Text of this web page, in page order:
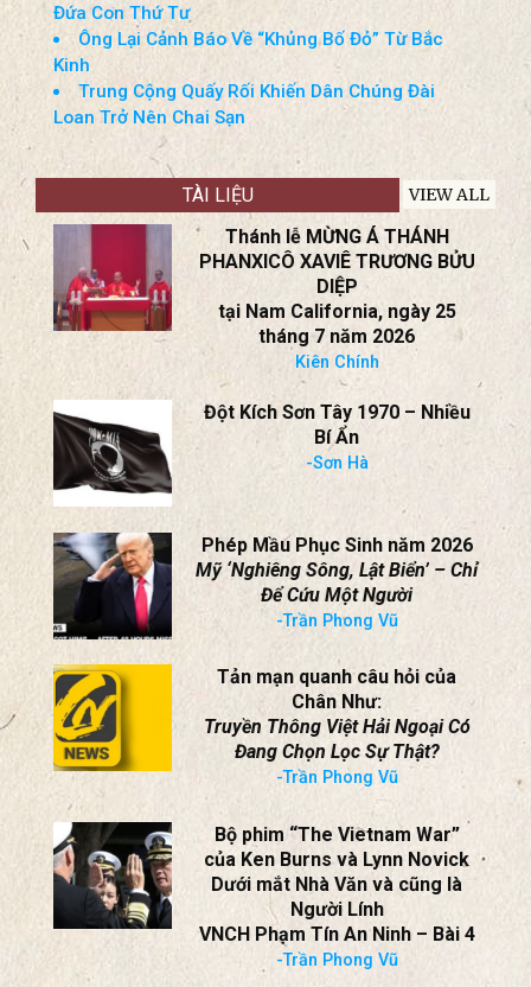
Đứa Con Thứ Tư
Ông Lại Cảnh Báo Về “Khủng Bố Đỏ” Từ Bắc
Kinh
Trung Cộng Quấy Rối Khiến Dân Chúng Đài
Loan Trở Nên Chai Sạn
TÀI LIỆU VIEW ALL
Thánh lễ MỪNG Á THÁNH
PHANXICÔ XAVIÊ TRƯƠNG BỬU
DIỆP
tại Nam California, ngày 25
tháng 7 năm 2026
Kiên Chính
Đột Kích Sơn Tây 1970 – Nhiều
Bí Ẩn
-Sơn Hà
Phép Mầu Phục Sinh năm 2026
Mỹ ‘Nghiêng Sông, Lật Biển’ – Chỉ
Để Cứu Một Người
-Trần Phong Vũ
Tản mạn quanh câu hỏi của
Chân Như:
Truyền Thông Việt Hải Ngoại Có
Đang Chọn Lọc Sự Thật?
-Trần Phong Vũ
Bộ phim “The Vietnam War”
của Ken Burns và Lynn Novick
Dưới mắt Nhà Văn và cũng là
Người Lính
VNCH Phạm Tín An Ninh – Bài 4
-Trần Phong Vũ